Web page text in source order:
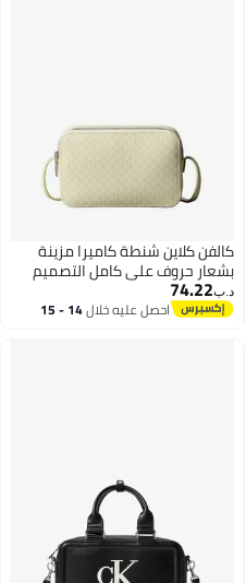
كالفن كلاين شنطة كاميرا مزينة
بشعار حروف على كامل التصميم
د.ب‏74.22
احصل عليه خلال 14 - 15